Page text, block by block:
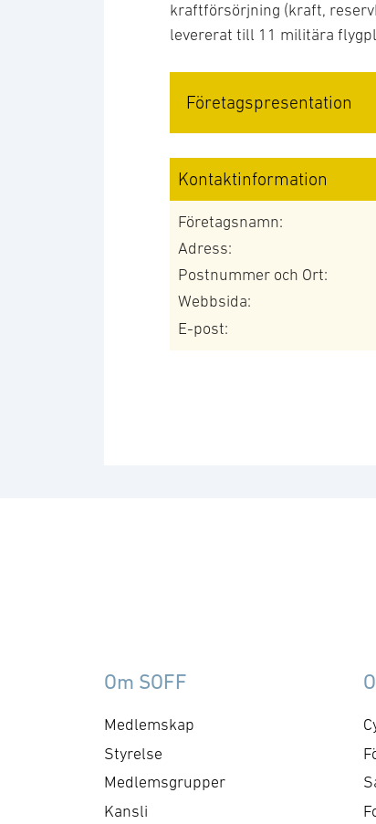
kraftförsörjning (kraft,
levererat till 11 militära
Företagspresentation
Kontaktinformation
Företagsnamn:
Adress:
Postnummer och Ort:
Webbsida:
E-post:
Om SOFF
Medlemskap
Styrelse
Medlemsgrupper
Kansli